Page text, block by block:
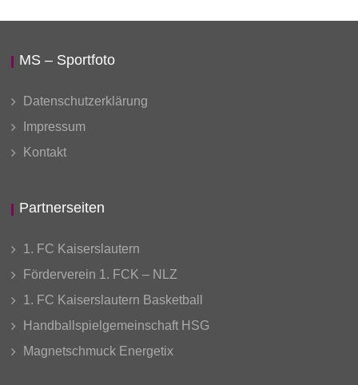
MS – Sportfoto
Datenschutzerklärung
Impressum
Kontakt
Partnerseiten
1. FC Kaiserslautern
Förderverein 1. FCK – NLZ
1. FC Kaiserslautern Basketball
Handballspielgemeinschaft HSG
Magnetschmuck Energetix